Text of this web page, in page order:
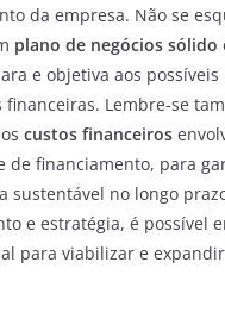
da empresa. Não se
plano de negócios sólido
e objetiva aos
financeiras. Lembre-se
custos financeiros
de financiamento, para
sustentável no longo
e estratégia, é possível
para viabilizar e